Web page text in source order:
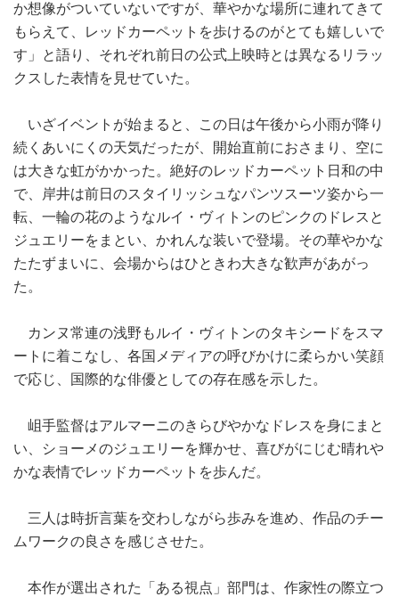
か想像がついていないですが、華やかな場所に連れてきて
もらえて、レッドカーペットを歩けるのがとても嬉しいで
す」と語り、それぞれ前日の公式上映時とは異なるリラッ
クスした表情を見せていた。
いざイベントが始まると、この日は午後から小雨が降り
続くあいにくの天気だったが、開始直前におさまり、空に
は大きな虹がかかった。絶好のレッドカーペット日和の中
で、岸井は前日のスタイリッシュなパンツスーツ姿から一
転、一輪の花のようなルイ・ヴィトンのピンクのドレスと
ジュエリーをまとい、かれんな装いで登場。その華やかな
たたずまいに、会場からはひときわ大きな歓声があがっ
た。
カンヌ常連の浅野もルイ・ヴィトンのタキシードをスマ
ートに着こなし、各国メディアの呼びかけに柔らかい笑顔
で応じ、国際的な俳優としての存在感を示した。
岨手監督はアルマーニのきらびやかなドレスを身にまと
い、ショーメのジュエリーを輝かせ、喜びがにじむ晴れや
かな表情でレッドカーペットを歩んだ。
三人は時折言葉を交わしながら歩みを進め、作品のチー
ムワークの良さを感じさせた。
本作が選出された「ある視点」部門は、作家性の際立つ